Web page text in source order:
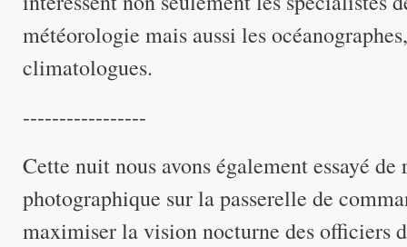
météorologie mais aussi les
climatologues.
-----------------
Cette nuit nous avons également essayé
photographique sur la passerelle de
maximiser la vision nocturne des officiers